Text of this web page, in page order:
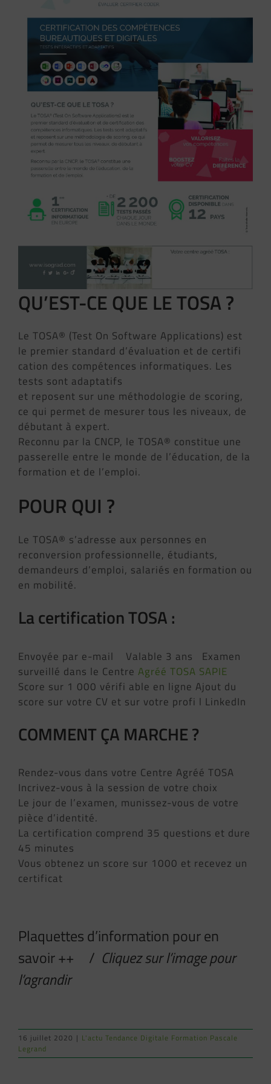
QU’EST-CE QUE LE TOSA ?
Le TOSA® (Test On Software Applications) est
le premier standard d’évaluation et de certifi
cation des compétences informatiques. Les
tests sont adaptatifs
et reposent sur une méthodologie de scoring,
ce qui permet de mesurer tous les niveaux, de
débutant à expert.
Reconnu par la CNCP, le TOSA® constitue une
passerelle entre le monde de l’éducation, de la
formation et de l’emploi.
POUR QUI ?
Le TOSA® s’adresse aux personnes en
reconversion professionnelle, étudiants,
demandeurs d’emploi, salariés en formation ou
en mobilité.
La certification TOSA :
Envoyée par e-mail Valable 3 ans Examen
surveillé dans le Centre Agréé TOSA SAPIE
Score sur 1 000 vérifi able en ligne Ajout du
score sur votre CV et sur votre profi l LinkedIn
COMMENT ÇA MARCHE ?
Rendez-vous dans votre Centre Agréé TOSA
Incrivez-vous à la session de votre choix
Le jour de l’examen, munissez-vous de votre
pièce d’identité.
La certification comprend 35 questions et dure
45 minutes
Vous obtenez un score sur 1000 et recevez un
certificat
Plaquettes d’information pour en
savoir ++ / Cliquez sur l’image pour
l’agrandir
16 juillet 2020 | L'actu Tendance Digitale Formation Pascale
Legrand